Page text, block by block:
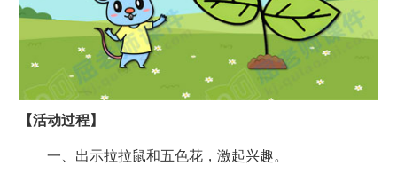
【活动过程】
一、出示拉拉鼠和五色花，激起兴趣。